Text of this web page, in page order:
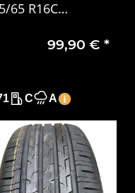
65 R16C
491899,90 €*
C A